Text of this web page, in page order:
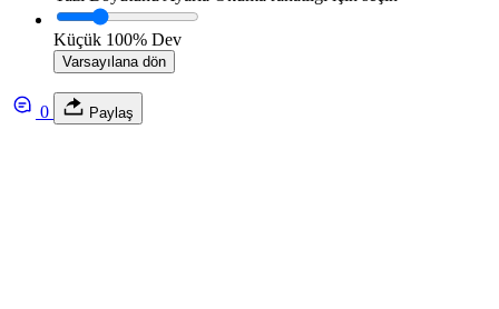
Küçük 100% Dev
Varsayılana dön
0 Paylaş